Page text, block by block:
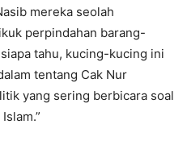
mereka seolah
perpindahan barang-
tahu, kucing-kucing ini
tentang Cak Nur
yang sering berbicara soal